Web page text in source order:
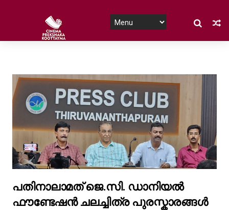
പതിനാലാമത് ജെ.സി. ഡാനിയൽ
ഫൗണ്ടേഷൻ ചലച്ചിത്ര പുരസ്കാരങ്ങൾ